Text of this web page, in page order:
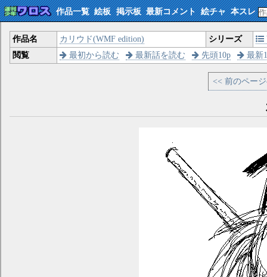
作品一覧 絵板 掲示板 最新コメント 絵チャ 本スレ
作品名 カリウド(WMF edition) シリーズ
閲覧
最初から読む 最新話を読む 先頭10p 最新
<< 前のペー